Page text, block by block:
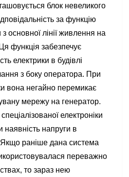
блок невеликого
за функцію
основної лінії живлення на
функція забезпечує
електрики в будівлі
з боку оператора. При
вона негайно перемикає
мережу на генератор.
електроніки
наявність напруги в
Якщо раніше дана система
переважно
то зараз нею